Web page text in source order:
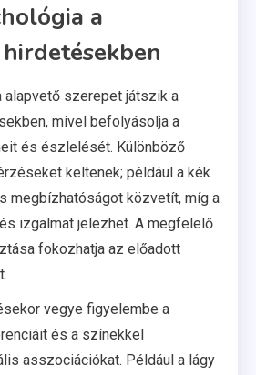
a
szerepet játszik a
mivel befolyásolja a
és észlelését. Különböző
keltenek; például a kék
megbízhatóságot közvetít, míg a
izgalmat jelezhet. A megfelelő
fokozhatja az előadott
vegye figyelembe a
és a színekkel
asszociációkat. Például a lágy